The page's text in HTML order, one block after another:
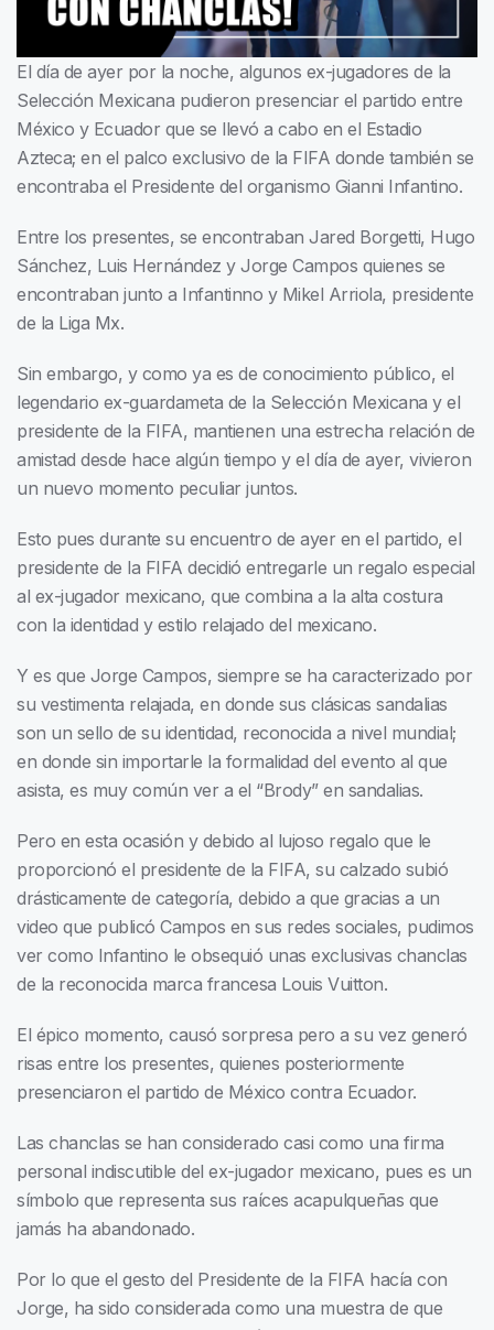
El día de ayer por la noche, algunos ex-jugadores de la
Selección Mexicana pudieron presenciar el partido entre
México y Ecuador que se llevó a cabo en el Estadio
Azteca; en el palco exclusivo de la FIFA donde también se
encontraba el Presidente del organismo Gianni Infantino.
Entre los presentes, se encontraban Jared Borgetti, Hugo
Sánchez, Luis Hernández y Jorge Campos quienes se
encontraban junto a Infantinno y Mikel Arriola, presidente
de la Liga Mx.
Sin embargo, y como ya es de conocimiento público, el
legendario ex-guardameta de la Selección Mexicana y el
presidente de la FIFA, mantienen una estrecha relación de
amistad desde hace algún tiempo y el día de ayer, vivieron
un nuevo momento peculiar juntos.
Esto pues durante su encuentro de ayer en el partido, el
presidente de la FIFA decidió entregarle un regalo especial
al ex-jugador mexicano, que combina a la alta costura
con la identidad y estilo relajado del mexicano.
Y es que Jorge Campos, siempre se ha caracterizado por
su vestimenta relajada, en donde sus clásicas sandalias
son un sello de su identidad, reconocida a nivel mundial;
en donde sin importarle la formalidad del evento al que
asista, es muy común ver a el “Brody” en sandalias.
Pero en esta ocasión y debido al lujoso regalo que le
proporcionó el presidente de la FIFA, su calzado subió
drásticamente de categoría, debido a que gracias a un
video que publicó Campos en sus redes sociales, pudimos
ver como Infantino le obsequió unas exclusivas chanclas
de la reconocida marca francesa Louis Vuitton.
El épico momento, causó sorpresa pero a su vez generó
risas entre los presentes, quienes posteriormente
presenciaron el partido de México contra Ecuador.
Las chanclas se han considerado casi como una firma
personal indiscutible del ex-jugador mexicano, pues es un
símbolo que representa sus raíces acapulqueñas que
jamás ha abandonado.
Por lo que el gesto del Presidente de la FIFA hacía con
Jorge, ha sido considerada como una muestra de que